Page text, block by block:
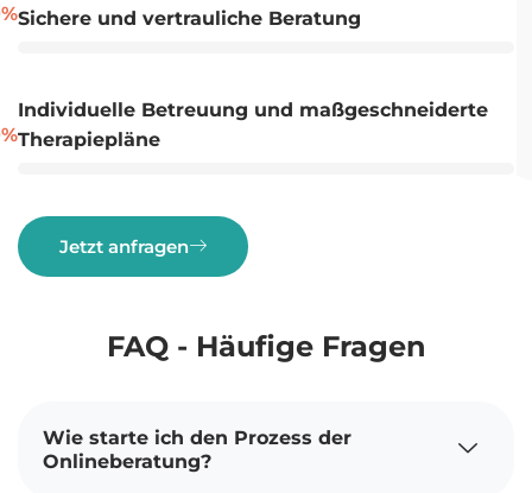
Sichere und vertrauliche Beratung
%
Individuelle Betreuung und maßgeschneiderte
Therapiepläne​
%
Jetzt anfragen
FAQ - Häufige Fragen
Wie starte ich den Prozess der
Onlineberatung?